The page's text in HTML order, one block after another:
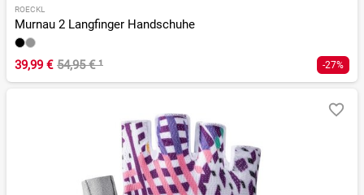
ROECKL
Murnau 2 Langfinger Handschuhe
39,99 € 54,95 €¹ -27%